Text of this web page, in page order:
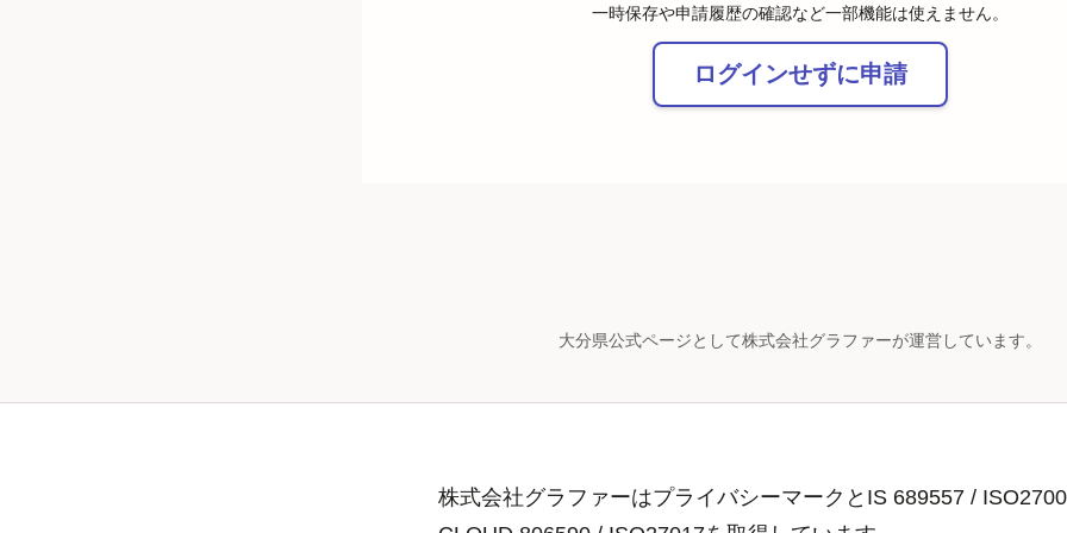
一時保存や申請履歴の確認など一部機能は使えません。
ログインせずに申請
大分県公式ページとして株式会社グラファーが運営しています。
株式会社グラファーはプライバシーマークとIS 689557 /